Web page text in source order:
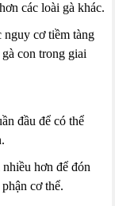
các loài gà khác.
nguy cơ tiềm tàng
con trong giai
đầu để có thể
hơn để đón
cơ thể.